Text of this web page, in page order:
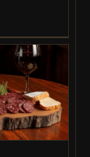
de
vegetale